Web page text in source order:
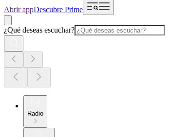
Abrir appDescubre Prime
¿Qué deseas escuchar?
Radio